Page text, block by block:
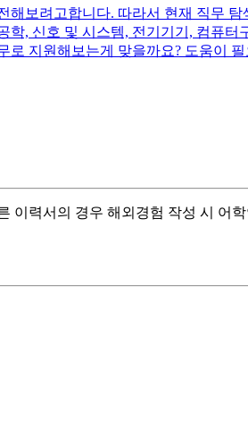
보려고합니다. 따라서 현재 직무
, 신호 및 시스템, 전기기기, 컴퓨
지원해보는게 맞을까요? 도움이
력서의 경우 해외경험 작성 시 어